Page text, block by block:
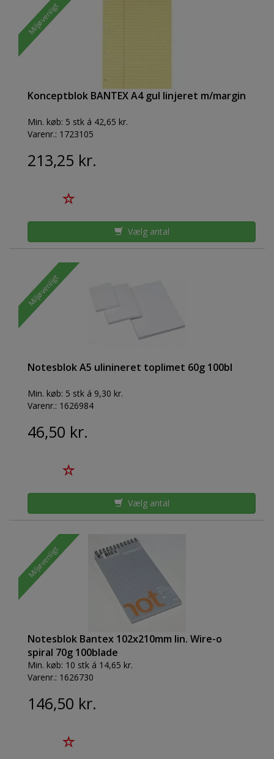
Miljøvenligt
Konceptblok BANTEX A4 gul linjeret m/margin
Min. køb: 5 stk á 42,65 kr.
Varenr.: 1723105
213,25 kr.
Vælg antal
Miljøvenligt
Notesblok A5 ulinineret toplimet 60g 100bl
Min. køb: 5 stk á 9,30 kr.
Varenr.: 1626984
46,50 kr.
Vælg antal
Miljøvenligt
Notesblok Bantex 102x210mm lin. Wire-o
spiral 70g 100blade
Min. køb: 10 stk á 14,65 kr.
Varenr.: 1626730
146,50 kr.